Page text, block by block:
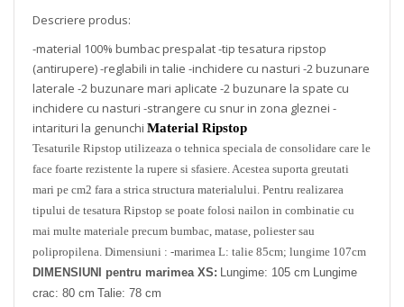
Descriere produs:
-material 100% bumbac prespalat -tip tesatura ripstop
(antirupere) -reglabili in talie -inchidere cu nasturi -2 buzunare
laterale -2 buzunare mari aplicate -2 buzunare la spate cu
inchidere cu nasturi -strangere cu snur in zona gleznei -
intarituri la genunchi Material Ripstop
Tesaturile Ripstop utilizeaza o tehnica speciala de consolidare care le
face foarte rezistente la rupere si sfasiere. Acestea suporta greutati
mari pe cm2 fara a strica structura materialului. Pentru realizarea
tipului de tesatura Ripstop se poate folosi nailon in combinatie cu
mai multe materiale precum bumbac, matase, poliester sau
polipropilena. Dimensiuni : -marimea L: talie 85cm; lungime 107cm
DIMENSIUNI pentru marimea XS: Lungime: 105 cm Lungime
crac: 80 cm Talie: 78 cm